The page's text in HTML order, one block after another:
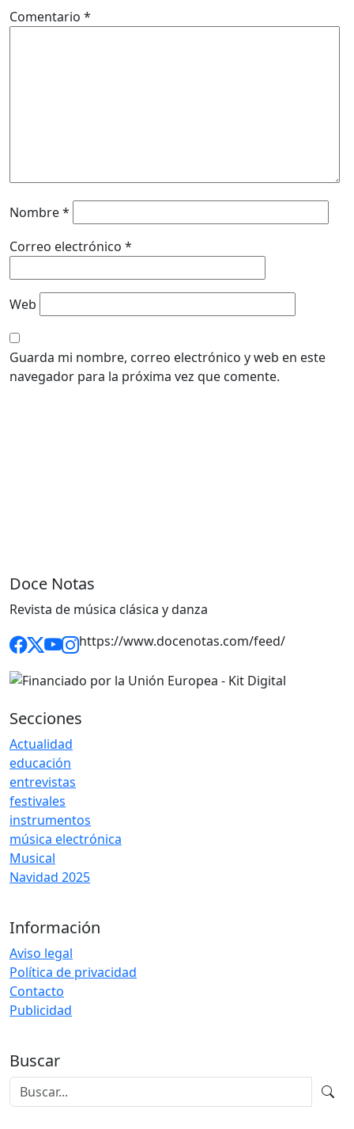
Comentario *
Nombre*
Correo electrónico *
Web
Guarda mi nombre, correo electrónico y web en este
navegador para la próxima vez que comente.
Doce Notas
Revista de música clásica y danza
https://www.docenotas.com/feed/
Secciones
Actualidad
educación
entrevistas
festivales
instrumentos
música electrónica
Musical
Navidad 2025
Información
Aviso legal
Política de privacidad
Contacto
Publicidad
Buscar